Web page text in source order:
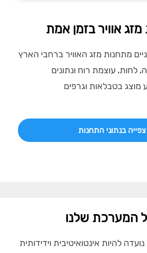
מזג אוויר בזמן אמת
מתחנות מזג האוויר ברחבי הארץ
לחות, עוצמת רוח ונתונים
מוצג בטבלאות וגרפים
צפייה בנתוני התחנות
המערכת שלנו
להיות אינטואיטיבית וידידותית